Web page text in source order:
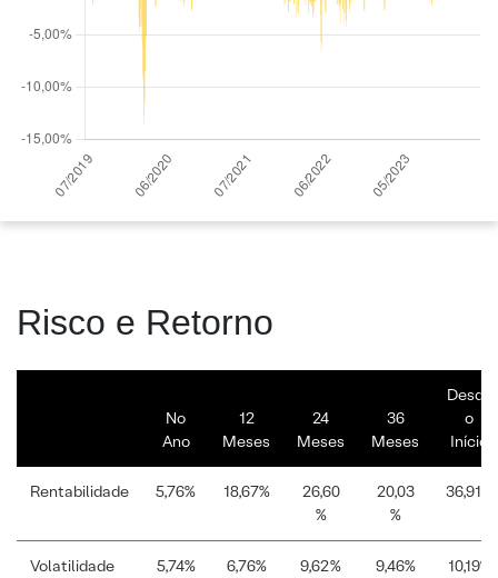
Risco e Retorno
No
Ano
12
Meses
24
Meses
36
Meses
Desde
o
Início
Rentabilidade 5,76% 18,67%
26,60
%
20,03
%
36,91%
Volatilidade 5,74% 6,76% 9,62% 9,46% 10,19%